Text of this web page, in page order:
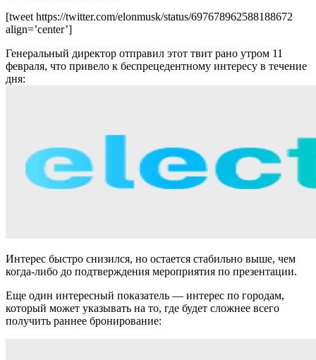
[tweet https://twitter.com/elonmusk/status/697678962588188672
align=’center’]
Генеральный директор отправил этот твит рано утром 11
февраля, что привело к беспрецедентному интересу в течение
дня:
Интерес быстро снизился, но остается стабильно выше, чем
когда-либо до подтверждения мероприятия по презентации.
Еще один интересный показатель — интерес по городам,
который может указывать на то, где будет сложнее всего
получить раннее бронирование: